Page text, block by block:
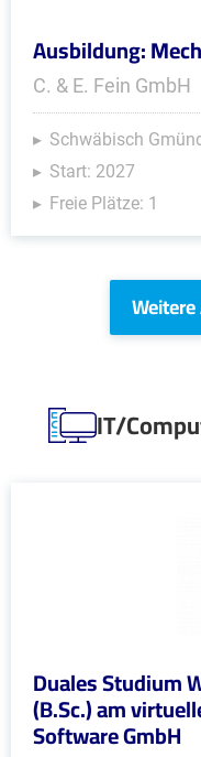
Ausbildung:
C. & E. Fein GmbH
Schwäbisch
Start: 2027
Freie Plätze: 1
IT/
Duales Studium
(B.Sc.) am
Software GmbH